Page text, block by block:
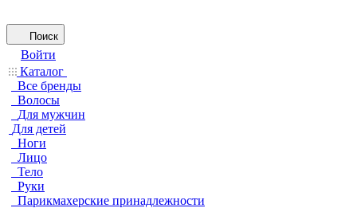
Поиск
Войти
Каталог
Все бренды
Волосы
Для мужчин
Для детей
Ноги
Лицо
Тело
Руки
Парикмахерские принадлежности